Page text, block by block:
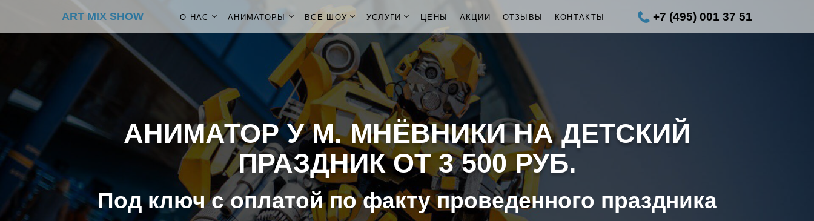
ART MIX SHOW О НАС АНИМАТОРЫ ВСЕ ШОУ УСЛУГИ ЦЕНЫ АКЦИИ ОТЗЫВЫ КОНТАКТЫ +7 (495) 001 37 51
АНИМАТОР У М. МНЁВНИКИ НА ДЕТСКИЙ
ПРАЗДНИК ОТ 3 500 РУБ.
Под ключ с оплатой по факту проведенного праздника